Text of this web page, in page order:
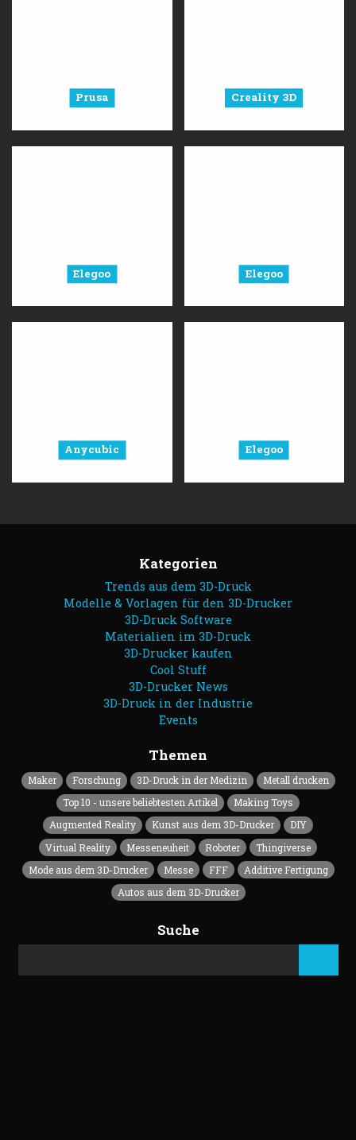
Prusa Creality 3D
Elegoo Elegoo
Anycubic Elegoo
Kategorien
Trends aus dem 3D-Druck
Modelle & Vorlagen für den 3D-Drucker
3D-Druck Software
Materialien im 3D-Druck
3D-Drucker kaufen
Cool Stuff
3D-Drucker News
3D-Druck in der Industrie
Events
Themen
Maker Forschung 3D-Druck in der Medizin
Metall drucken
Top 10 - unsere beliebtesten Artikel
Making Toys
Augmented Reality
Kunst aus dem 3D-Drucker
DIY
Virtual Reality
Messeneuheit Roboter
Thingiverse
Mode aus dem 3D-Drucker
Messe FFF
Additive Fertigung
Autos aus dem 3D-Drucker
Suche